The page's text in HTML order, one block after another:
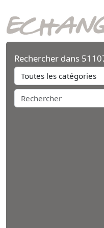
Rechercher dans